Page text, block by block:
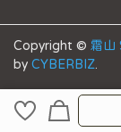
Copyright © 霜山
by CYBERBIZ.